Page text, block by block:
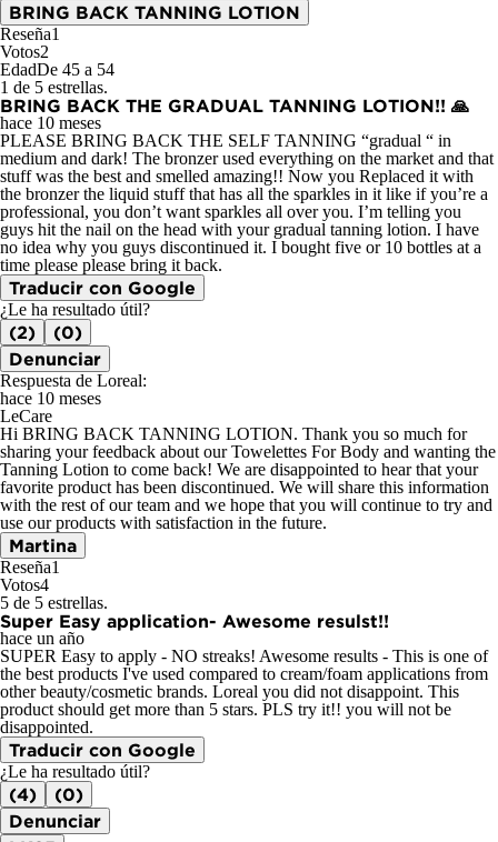
BRING BACK TANNING LOTION
Reseña1
Votos2
EdadDe 45 a 54
1 de 5 estrellas.
BRING BACK THE GRADUAL TANNING LOTION!! 🙏
hace 10 meses
PLEASE BRING BACK THE SELF TANNING “gradual “ in
medium and dark! The bronzer used everything on the market and that
stuff was the best and smelled amazing!! Now you Replaced it with
the bronzer the liquid stuff that has all the sparkles in it like if you’re a
professional, you don’t want sparkles all over you. I’m telling you
guys hit the nail on the head with your gradual tanning lotion. I have
no idea why you guys discontinued it. I bought five or 10 bottles at a
time please please bring it back.
Traducir con Google
¿Le ha resultado útil?
(2)
(0)
Denunciar
Respuesta de Loreal:
hace 10 meses
LeCare
Hi BRING BACK TANNING LOTION. Thank you so much for
sharing your feedback about our Towelettes For Body and wanting the
Tanning Lotion to come back! We are disappointed to hear that your
favorite product has been discontinued. We will share this information
with the rest of our team and we hope that you will continue to try and
use our products with satisfaction in the future.
Martina
Reseña1
Votos4
5 de 5 estrellas.
Super Easy application- Awesome resulst!!
hace un año
SUPER Easy to apply - NO streaks! Awesome results - This is one of
the best products I've used compared to cream/foam applications from
other beauty/cosmetic brands. Loreal you did not disappoint. This
product should get more than 5 stars. PLS try it!! you will not be
disappointed.
Traducir con Google
¿Le ha resultado útil?
(4)
(0)
Denunciar